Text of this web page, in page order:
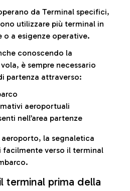
da Terminal specifici,
utilizzare più terminal in
o a esigenze operative.
conoscendo la
è sempre necessario
partenza attraverso:
aeroportuali
nell’area partenze
la segnaletica
facilmente verso il terminal
terminal prima della